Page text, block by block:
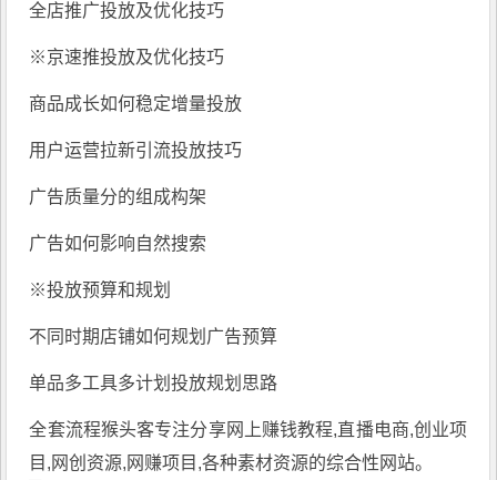
全店推广投放及优化技巧
※京速推投放及优化技巧
商品成长如何稳定增量投放
用户运营拉新引流投放技巧
广告质量分的组成构架
广告如何影响自然搜索
※投放预算和规划
不同时期店铺如何规划广告预算
单品多工具多计划投放规划思路
全套流程猴头客专注分享网上赚钱教程,直播电商,创业项
目,网创资源, 网赚项目 ,各种素材资源的综合性网站。